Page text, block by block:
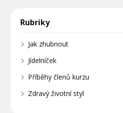
Rubriky
Jak zhubnout
Jídelníček
Příběhy členů kurzu
Zdravý životní styl